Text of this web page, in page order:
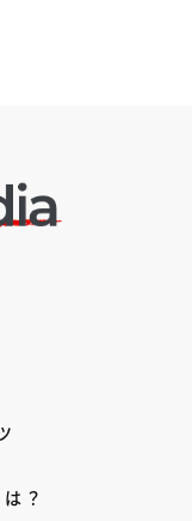
？